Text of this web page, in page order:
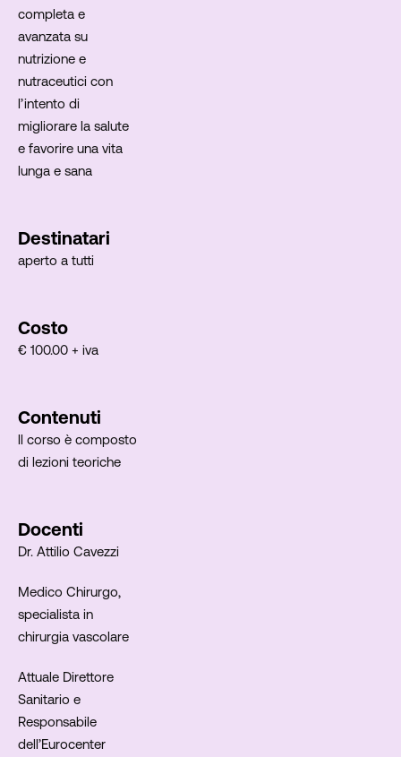
completa e
avanzata su
nutrizione e
nutraceutici con
l’intento di
migliorare la salute
e favorire una vita
lunga e sana
Destinatari
aperto a tutti
Costo
€ 100.00 + iva
Contenuti
ll corso è composto
di lezioni teoriche
Docenti
Dr. Attilio Cavezzi
Medico Chirurgo,
specialista in
chirurgia vascolare
Attuale Direttore
Sanitario e
Responsabile
dell’Eurocenter